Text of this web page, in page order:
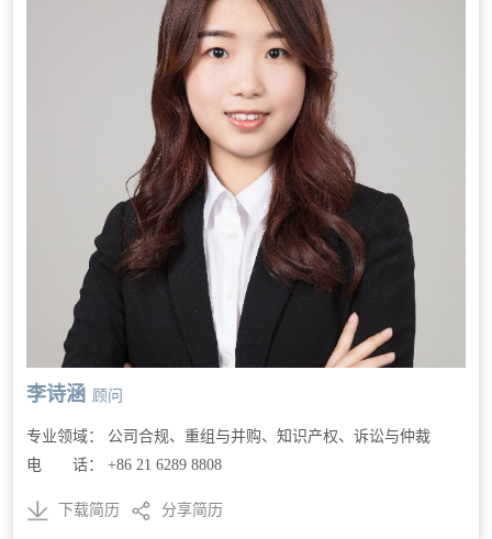
李诗涵 顾问
专业领域： 公司合规、重组与并购、知识产权、诉讼与仲裁
电 话： +86 21 6289 8808
下载简历 分享简历